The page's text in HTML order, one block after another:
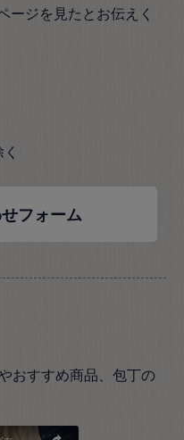
ージを見たとお伝えく
フォーム
おすすめ商品、包丁の